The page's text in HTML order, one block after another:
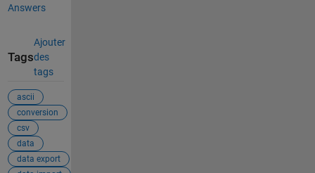
Answers
Tags
Ajouter
des
tags
ascii
conversion
csv
data
data export